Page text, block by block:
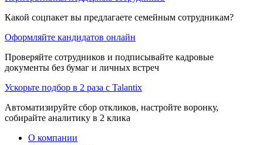
Какой соцпакет вы предлагаете семейным сотрудникам?
Оформляйте кандидатов онлайн
Проверяйте сотрудников и подписывайте кадровые
документы без бумаг и личных встреч
Ускорьте подбор в 2 раза с Talantix
Автоматизируйте сбор откликов, настройте воронку,
собирайте аналитику в 2 клика
О компании